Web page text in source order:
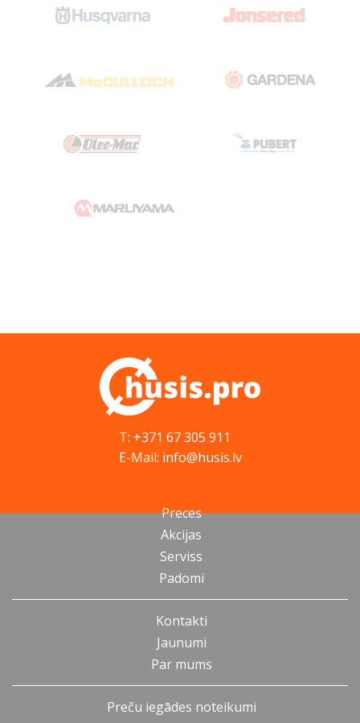
T: +371 67 305 911
E-Mail: info@husis.lv
Preces
Akcijas
Serviss
Padomi
Kontakti
Jaunumi
Par mums
Preču iegādes noteikumi